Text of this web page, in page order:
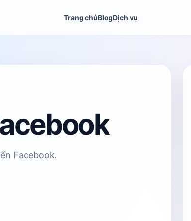
Trang chủBlogDịch vụ
Facebook.